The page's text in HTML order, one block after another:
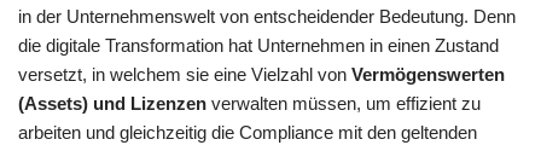
in der Unternehmenswelt von entscheidender Bedeutung. Denn
die digitale Transformation hat Unternehmen in einen Zustand
versetzt, in welchem sie eine Vielzahl von Vermögenswerten
(Assets) und Lizenzen verwalten müssen, um effizient zu
arbeiten und gleichzeitig die Compliance mit den geltenden